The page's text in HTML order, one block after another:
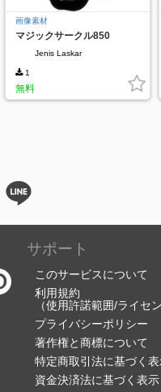
画像素材
マジックサークル850
Jenis Laskar
1
無料
サポート
このサービスについて
利用規約
（使用許諾範囲/ライセ
プライバシーポリシー
著作権と商標について
特定商取引法に基づく
資金決済法に基づく表示